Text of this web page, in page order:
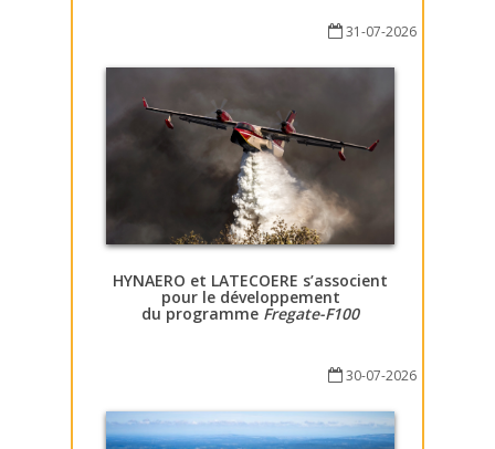
31-07-2026
HYNAERO et LATECOERE s’associent
pour le développement
du programme Fregate-F100
30-07-2026